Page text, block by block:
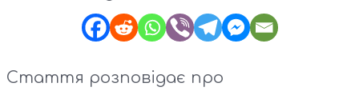
Стаття розповідає про